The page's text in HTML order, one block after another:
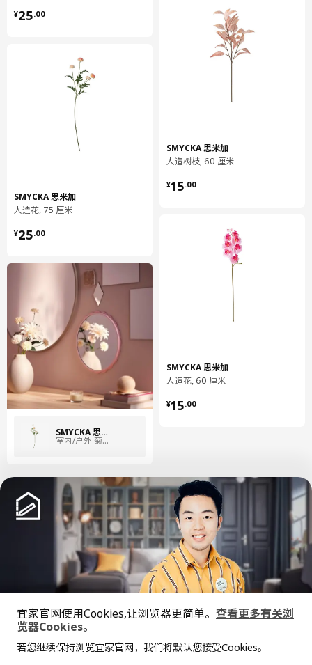
¥25.00
¥ 25.00
SMYCKA 思米加
人造花, 75 厘米
¥25.00
¥ 25.00
SMYCKA 思米加
室内/户外 菊花/白色
SMYCKA 思米加
人造树枝, 60 厘米
¥15.00
¥ 15.00
SMYCKA 思米加
人造花, 60 厘米
¥15.00
¥ 15.00
抱歉，该商品在所选地区暂时缺货。
中文 English
© Inter IKEA Systems B.V. 1999-2026
隐私政策
上海工商 沪公网安备 31010402001069号
价格透明，设计专业，现货供应
宜家官网使用Cookies,让浏览器更简单。 查看更多有关浏
览器Cookies。
若您继续保持浏览宜家官网，我们将默认您接受Cookies。